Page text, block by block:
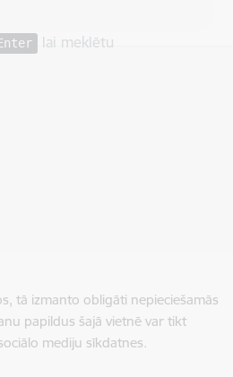
lai meklētu
tā izmanto obligāti nepieciešamās
papildus šajā vietnē var tikt
mediju sīkdatnes.